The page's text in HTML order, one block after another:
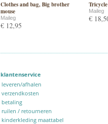
Clothes and bag, Big brother
mouse
Maileg
€ 12,95
Maileg
€
klantenservice
leveren/afhalen
verzendkosten
betaling
ruilen / retourneren
kinderkleding maattabel